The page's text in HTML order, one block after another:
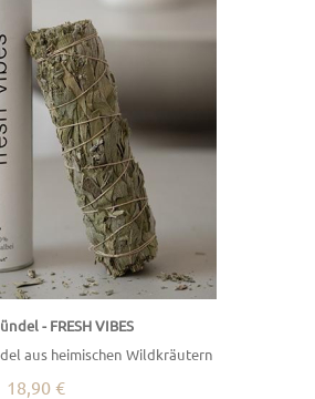
- FRESH VIBES
aus heimischen Wildkräutern
18,90 €